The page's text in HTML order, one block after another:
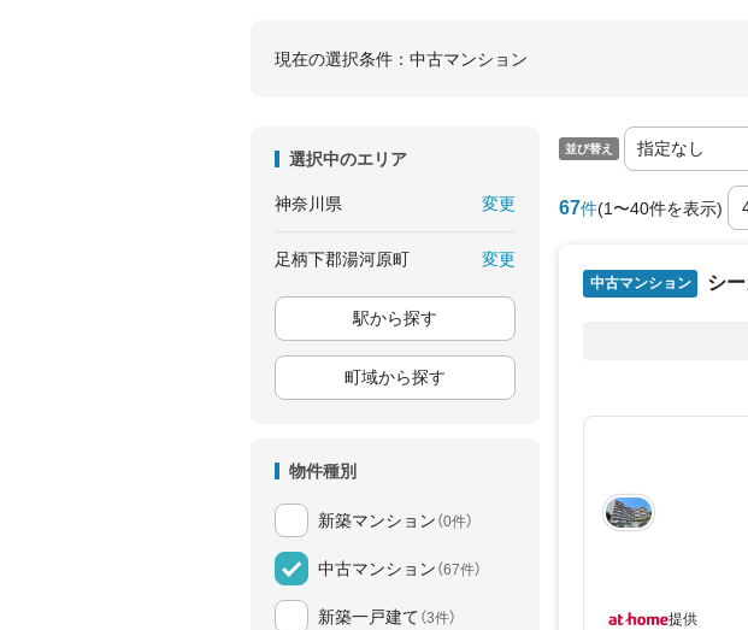
現在の選択条件： 中古マンション
選択中のエリア
神奈川県 変更
足柄下郡湯河原町 変更
駅から探す
町域から探す
物件種別
新築マンション （0件）
中古マンション （67件）
新築一戸建て （3件）
並び替え
67件(1〜40件を表示)
中古マンション シ
提供